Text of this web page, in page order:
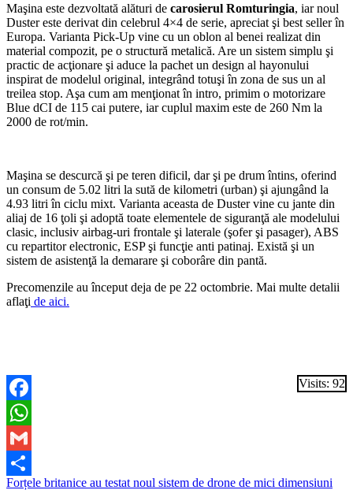
Maşina este dezvoltată alături de carosierul Romturingia, iar noul
Duster este derivat din celebrul 4×4 de serie, apreciat şi best seller în
Europa. Varianta Pick-Up vine cu un oblon al benei realizat din
material compozit, pe o structură metalică. Are un sistem simplu şi
practic de acţionare şi aduce la pachet un design al hayonului
inspirat de modelul original, integrând totuşi în zona de sus un al
treilea stop. Aşa cum am menţionat în intro, primim o motorizare
Blue dCI de 115 cai putere, iar cuplul maxim este de 260 Nm la
2000 de rot/min.
Maşina se descurcă şi pe teren dificil, dar şi pe drum întins, oferind
un consum de 5.02 litri la sută de kilometri (urban) şi ajungând la
4.93 litri în ciclu mixt. Varianta aceasta de Duster vine cu jante din
aliaj de 16 ţoli şi adoptă toate elementele de siguranţă ale modelului
clasic, inclusiv airbag-uri frontale şi laterale (şofer şi pasager), ABS
cu repartitor electronic, ESP şi funcţie anti patinaj. Există şi un
sistem de asistenţă la demarare şi coborâre din pantă.
Precomenzile au început deja de pe 22 octombrie. Mai multe detalii
aflaţi de aici.
Visits: 92
Facebook
WhatsApp
Gmail
Navigare
Forțele britanice au testat noul sistem de drone de mici dimensiuni